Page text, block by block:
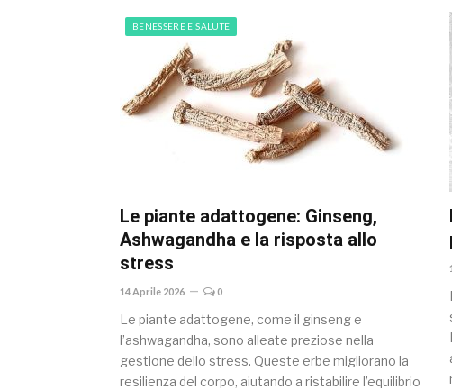
BENESSERE E SALUTE
Le piante adattogene: Ginseng,
Ashwagandha e la risposta allo
stress
14 Aprile 2026 0
Le piante adattogene, come il ginseng e
l’ashwagandha, sono alleate preziose nella
gestione dello stress. Queste erbe migliorano la
resilienza del corpo, aiutando a ristabilire l’equilibrio